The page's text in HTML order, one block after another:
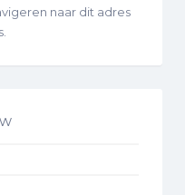
naar dit adres